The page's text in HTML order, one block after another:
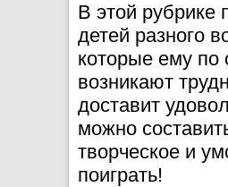
В этой рубрике
детей разного
которые ему по
возникают
доставит
можно
творческое и
поиграть!